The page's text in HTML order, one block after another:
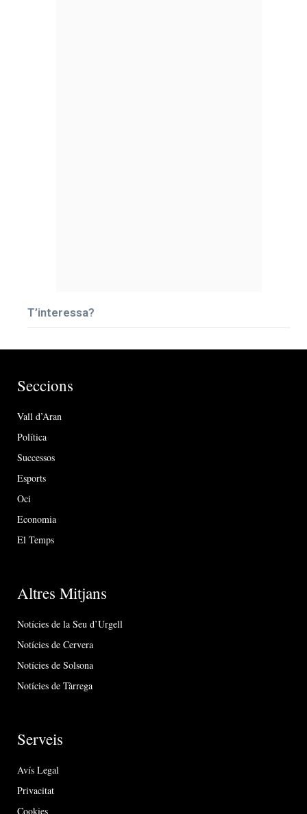
T’interessa?
Seccions
Vall d’Aran
Política
Successos
Esports
Oci
Economia
El Temps
Altres Mitjans
Notícies de la Seu d’Urgell
Notícies de Cervera
Notícies de Solsona
Notícies de Tàrrega
Serveis
Avís Legal
Privacitat
Cookies